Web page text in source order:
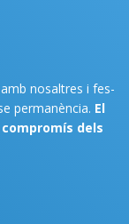
nosaltres i fes-
permanència. El
dels